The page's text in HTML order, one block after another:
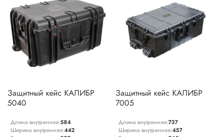
Защитный кейс КАЛИБР
5040
Длина внутренняя:584
Ширина внутренняя:442
Защитный кейс КАЛИБР
7005
Длина внутренняя:737
Ширина внутренняя:457